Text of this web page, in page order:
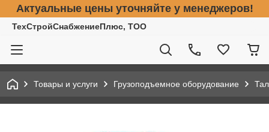
Актуальные цены уточняйте у менеджеров!
ТехСтройСнабжениеПлюс, ТОО
Товары и услуги Грузоподъемное оборудование